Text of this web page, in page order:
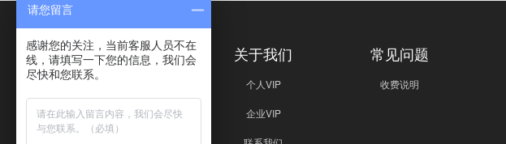
免责声明 关于我们
个人VIP
企业VIP
常见问题
收费说明
请您留言
感谢您的关注，当前客服人员不在
线，请填写一下您的信息，我们会
尽快和您联系。